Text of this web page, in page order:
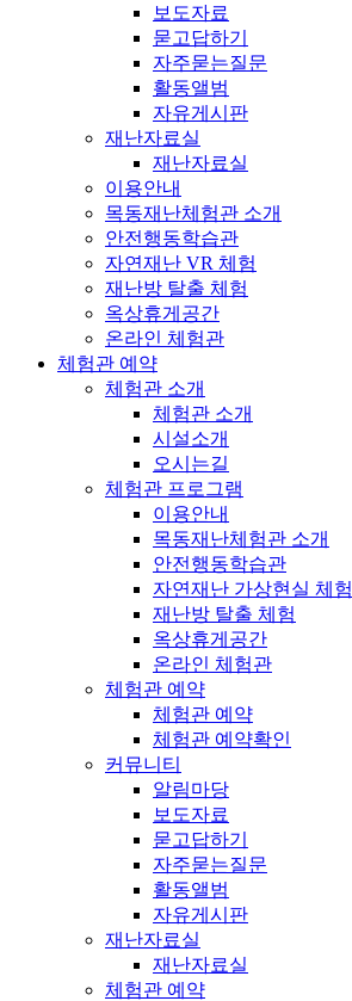
보도자료
묻고답하기
자주묻는질문
활동앨범
자유게시판
재난자료실
재난자료실
이용안내
목동재난체험관 소개
안전행동학습관
자연재난 VR 체험
재난방 탈출 체험
옥상휴게공간
온라인 체험관
체험관 예약
체험관 소개
체험관 소개
시설소개
오시는길
체험관 프로그램
이용안내
목동재난체험관 소개
안전행동학습관
자연재난 가상현실 체험
재난방 탈출 체험
옥상휴게공간
온라인 체험관
체험관 예약
체험관 예약
체험관 예약확인
커뮤니티
알림마당
보도자료
묻고답하기
자주묻는질문
활동앨범
자유게시판
재난자료실
재난자료실
체험관 예약